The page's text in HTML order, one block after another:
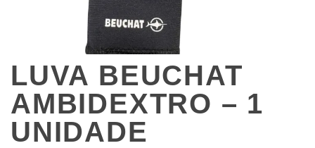
LUVA BEUCHAT
AMBIDEXTRO – 1
UNIDADE